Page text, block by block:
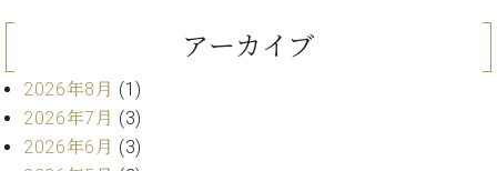
イ
ン
コ
ン
績
音
ル
音
店
長
ご
アーカイブ
2026年8月 (1)
2026年7月 (3)
2026年6月 (3)